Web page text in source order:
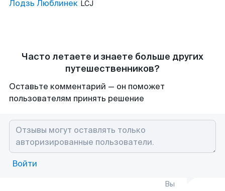
Лодзь Люблинек LCJ
Часто летаете и знаете больше других
путешественников?
Оставьте комментарий — он поможет
пользователям принять решение
Войти
Вы